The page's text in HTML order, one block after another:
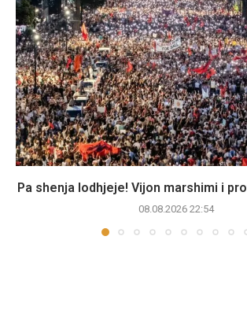
Pa shenja lodhjeje! Vijon marshimi i
08.08.2026 22:54